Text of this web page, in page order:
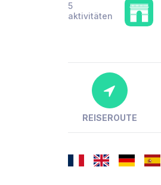
5
aktivitäten
REISEROUTE